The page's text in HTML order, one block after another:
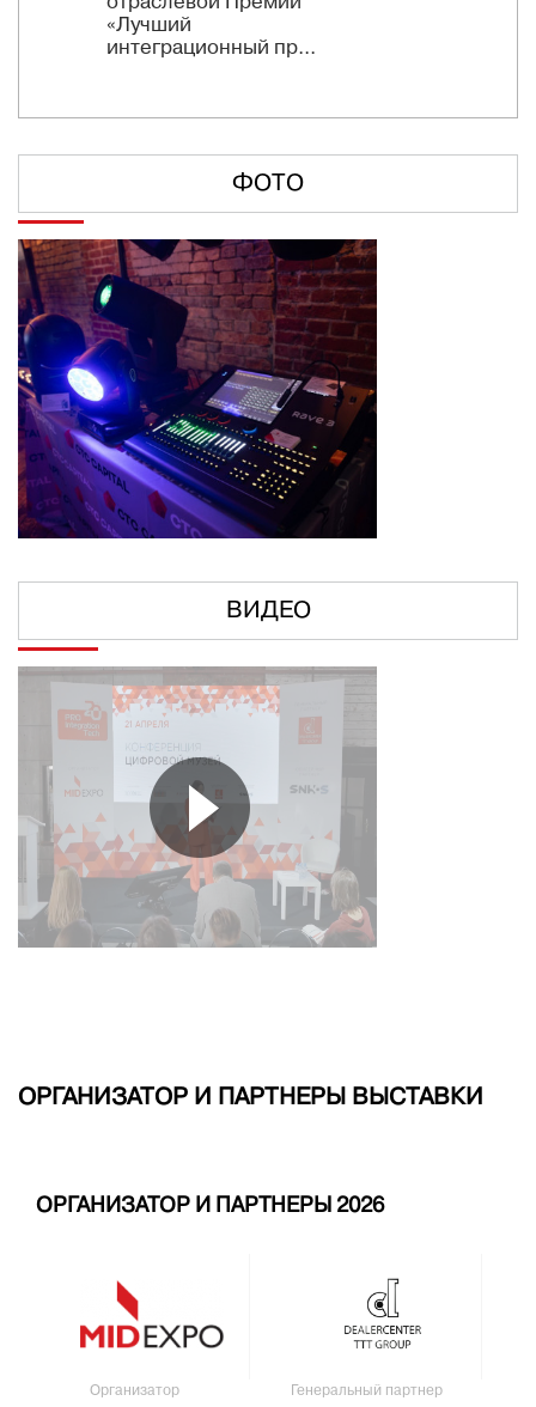
«Лучший
интеграционный пр...
ФОТО
ВИДЕО
ОРГАНИЗАТОР И ПАРТНЕРЫ ВЫСТАВКИ
ОРГАНИЗАТОР И ПАРТНЕРЫ 2026
Организатор Генеральный партнер